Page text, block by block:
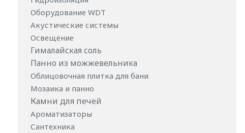
Оборудование WDT
Акустические системы
Освещение
Гималайская соль
Панно из можжевельника
Облицовочная плитка для бани
Мозаика и панно
Камни для печей
Ароматизаторы
Сантехника